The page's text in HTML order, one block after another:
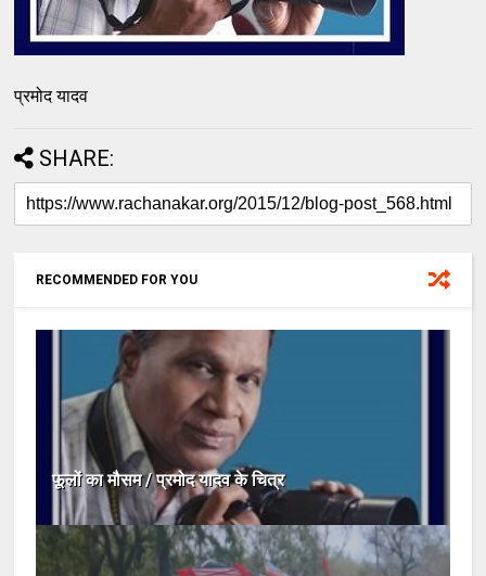
प्रमोद यादव
SHARE:
RECOMMENDED FOR YOU
फूलों का मौसम / प्रमोद यादव के चित्र